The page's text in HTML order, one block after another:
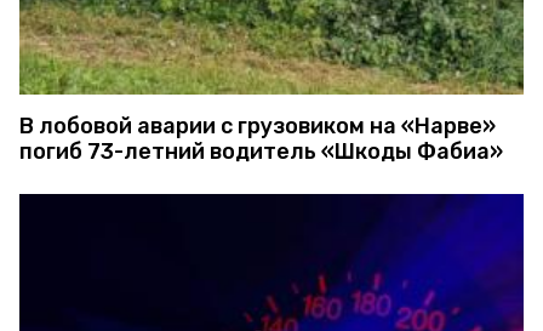
В лобовой аварии с грузовиком на «Нарве»
погиб 73-летний водитель «Шкоды Фабиа»